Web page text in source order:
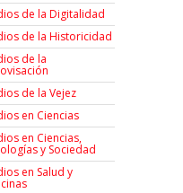
de la Digitalidad
de la Historicidad
de la
de la Vejez
en Ciencias
en Ciencias,
y Sociedad
en Salud y